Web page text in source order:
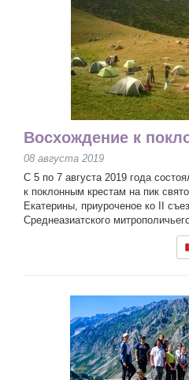
Восхождение к
08 августа 2019
С 5 по 7 августа 2019 года
к поклонным крестам на пик
Екатерины, приуроченое ко II
Среднеазиатского